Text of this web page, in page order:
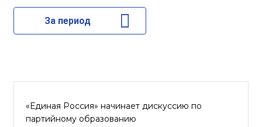
За период
«Единая Россия» начинает дискуссию по
партийному образованию